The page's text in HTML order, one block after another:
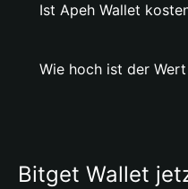
Ist Apeh Wallet
Wie hoch ist der
Bitget Wallet